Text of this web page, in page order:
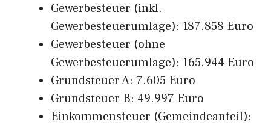
Gewerbesteuer (inkl.
Gewerbesteuerumlage): 187.858 Euro
Gewerbesteuer (ohne
Gewerbesteuerumlage): 165.944 Euro
Grundsteuer A: 7.605 Euro
Grundsteuer B: 49.997 Euro
Einkommensteuer (Gemeindeanteil):